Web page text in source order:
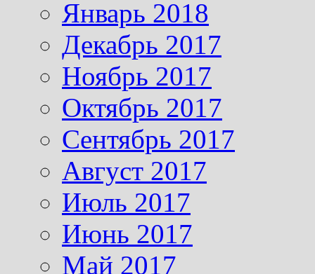
Январь 2018
Декабрь 2017
Ноябрь 2017
Октябрь 2017
Сентябрь 2017
Август 2017
Июль 2017
Июнь 2017
Май 2017